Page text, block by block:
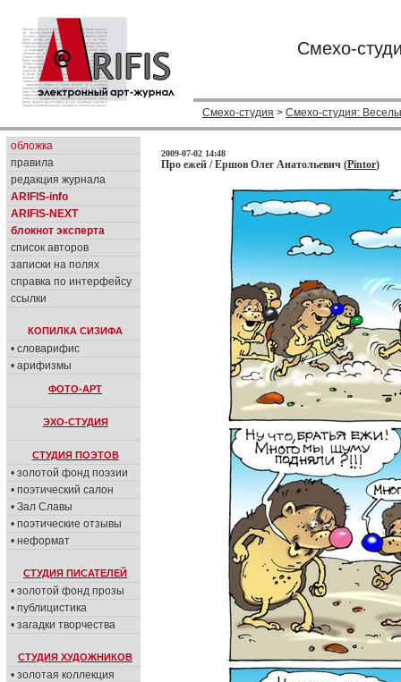
Смехо-
Смехо-студия > Смехо-студия:
обложка
правила
редакция журнала
ARIFIS-info
ARIFIS-NEXT
блокнот эксперта
список авторов
записки на полях
справка по интерфейсу
ссылки
КОПИЛКА СИЗИФА
• словарифис
• арифизмы
ФОТО-АРТ
ЭХО-СТУДИЯ
СТУДИЯ ПОЭТОВ
• золотой фонд поэзии
• поэтический салон
• Зал Славы
• поэтические отзывы
• неформат
СТУДИЯ ПИСАТЕЛЕЙ
• золотой фонд прозы
• публицистика
• загадки творчества
СТУДИЯ ХУДОЖНИКОВ
• золотая коллекция
2009-07-02 14:48
Про ежей / Ершов Олег Анатольевич (Pintor)